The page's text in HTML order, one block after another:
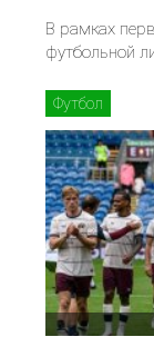
В рамках
футбольной
Футбол